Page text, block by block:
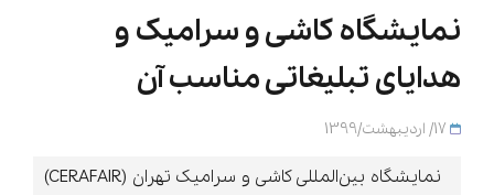
نمایشگاه کاشی و سرامیک و
هدایای تبلیغاتی مناسب آن
نمایشگاه بین‌المللی کاشی و سرامیک تهران (CERAFAIR)